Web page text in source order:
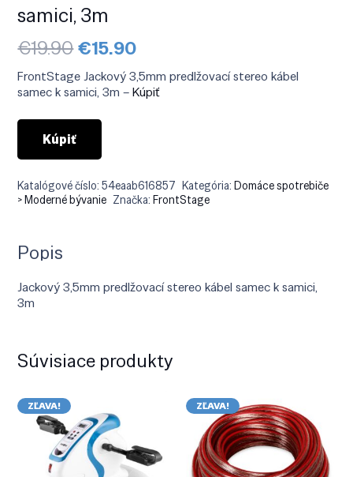
samici, 3m
€19.90Pôvodná
cena
bola:
€19.90.
€15.90Aktuálna
je:
€15.90.
FrontStage Jackový 3,5mm predlžovací stereo kábel
samec k samici, 3m –Kúpiť
Kúpiť
Katalógové číslo:54eaab616857 Kategória:Domáce spotrebiče
> Moderné bývanie Značka:FrontStage
Popis
Jackový 3,5mm predlžovací stereo kábel samec k samici,
3m
Súvisiace produkty
ZĽAVA! ZĽAVA!